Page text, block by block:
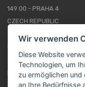
149 00 - PRAHA 4
CZECH REPUBLIC
+420 252 252 098
IMPRESSUM
Wir verwenden
Diese Website
Technologien, um
zu ermöglichen und
an Ihre Bedürfnisse